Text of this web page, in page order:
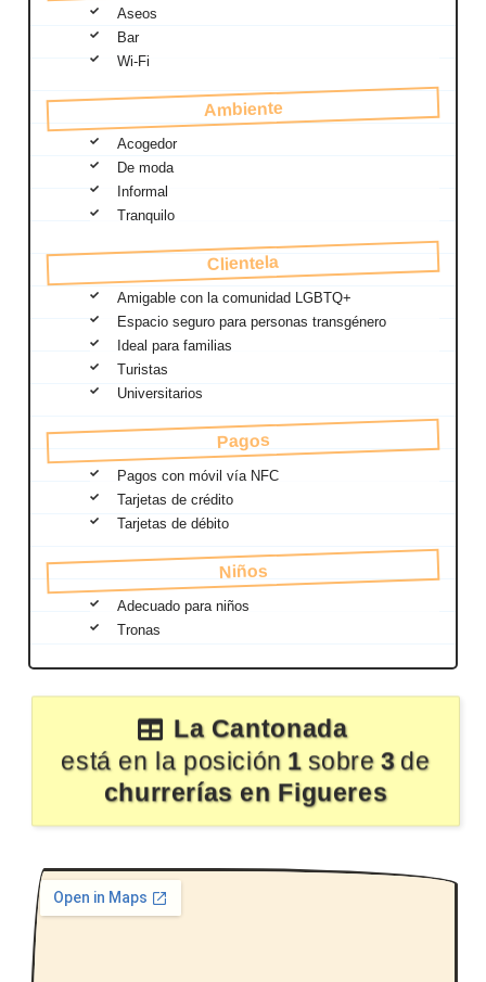
Aseos
Bar
Wi-Fi
Ambiente
Acogedor
De moda
Informal
Tranquilo
Clientela
Amigable con la comunidad LGBTQ+
Espacio seguro para personas transgénero
Ideal para familias
Turistas
Universitarios
Pagos
Pagos con móvil vía NFC
Tarjetas de crédito
Tarjetas de débito
Niños
Adecuado para niños
Tronas
La Cantonada
está en la posición 1 sobre 3 de
churrerías en Figueres